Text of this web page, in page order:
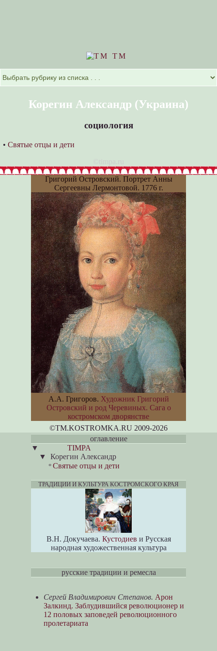
TM
Корегин Александр (Украина)
социология
•Святые отцы и дети
©timpa.ru
Григорий Островский. Портрет Анны
Сергеевны Лермонтовой. 1776 г.
А.А. Григоров. Художник Григорий
Островский и род Черевиных. Сага о
костромском дворянстве
©TM.KOSTROMKA.RU 2009-2026
оглавление
▼
TIMPA
▼
Корегин Александр
°Святые отцы и дети
ТРАДИЦИИ И КУЛЬТУРА КОСТРОМСКОГО КРАЯ
В.Н. Докучаева. Кустодиев и Русская
народная художественная культура
русские традиции и ремесла
Сергей Владимирович Степанов. Арон
Залкинд. Заблудившийся революционер и
12 половых заповедей революционного
пролетариата